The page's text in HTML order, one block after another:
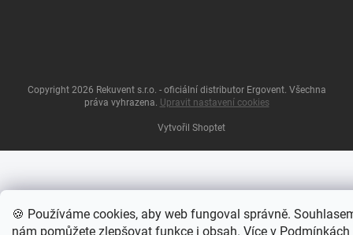
🍪 Používáme cookies, aby web fungoval správně.
nám pomůžete zlepšovat funkce i obsah. Více v Podmínkách
Vytvořil Shoptet
Copyright 2026 Rekuvent s.r.o. - oficiální distributor Ergovent. Všechna
práva vyhrazena. Upravit nastavení cookies